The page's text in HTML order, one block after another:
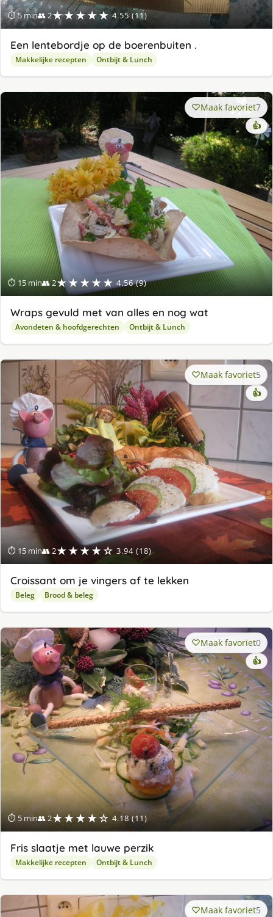
⏱ 5 min👥 2★★★★★ 4.55 (11)
Een lentebordje op de boerenbuiten .
Makkelijke recepten Ontbijt & Lunch
⏱ 15 min👥 2★★★★★ 4.56 (9)
Maak favoriet7
👍
Wraps gevuld met van alles en nog wat
Avondeten & hoofdgerechten Ontbijt & Lunch
⏱ 15 min👥 2★★★★☆ 3.94 (18)
Maak favoriet5
👍
Croissant om je vingers af te lekken
Beleg Brood & beleg
⏱ 5 min👥 2★★★★☆ 4.18 (11)
Maak favoriet0
👍
Fris slaatje met lauwe perzik
Makkelijke recepten Ontbijt & Lunch
Maak favoriet5